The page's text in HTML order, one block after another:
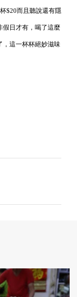
$20而且聽說還有隱
假日才有，喝了這麼
，這一杯杯絕妙滋味